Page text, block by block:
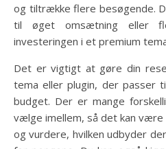
og tiltrække flere besøgende.
til øget omsætning eller
investeringen i et premium
Det er vigtigt at gøre din
tema eller plugin, der passer
budget. Der er mange
vælge imellem, så det kan være
og vurdere, hvilken udbyder